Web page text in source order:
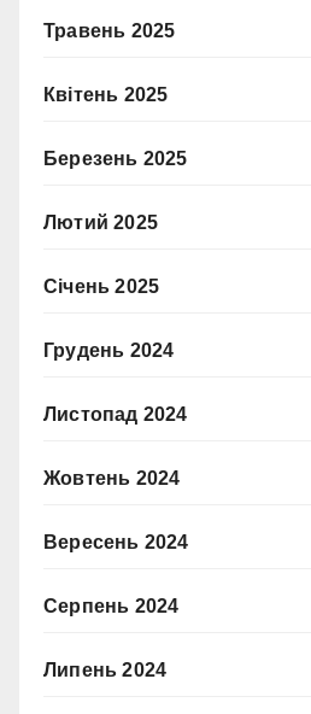
Травень 2025
Квітень 2025
Березень 2025
Лютий 2025
Січень 2025
Грудень 2024
Листопад 2024
Жовтень 2024
Вересень 2024
Серпень 2024
Липень 2024